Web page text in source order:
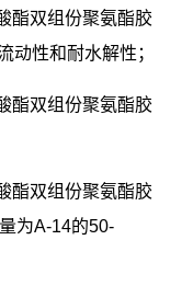
酯双组份聚氨酯胶
动性和耐水解性；
酯双组份聚氨酯胶
酯双组份聚氨酯胶
为A-14的50-